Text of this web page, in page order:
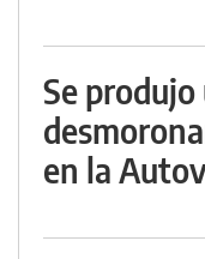
Se produjo
en la